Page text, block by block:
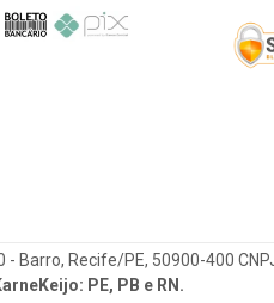
- Barro, Recife/PE, 50900-400
PE, PB e RN.